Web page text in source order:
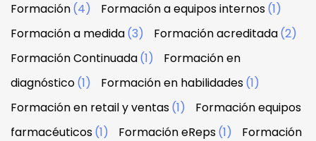
Formación(4) Formación a equipos internos(1)
Formación a medida(3) Formación acreditada(2)
Formación Continuada(1)
Formación en
diagnóstico(1) Formación en habilidades(1)
Formación en retail y ventas(1)
Formación equipos
farmacéuticos(1) Formación eReps(1)
Formación